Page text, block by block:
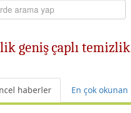
geniş çaplı temizlik
haberler En çok okunan